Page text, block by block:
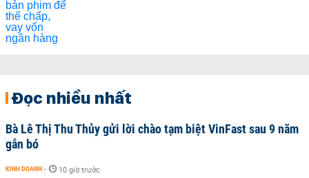
Đọc nhiều nhất
Bà Lê Thị Thu Thủy gửi lời chào tạm biệt VinFast sau 9 năm
gắn bó
KINH DOANH - 10 giờ trước